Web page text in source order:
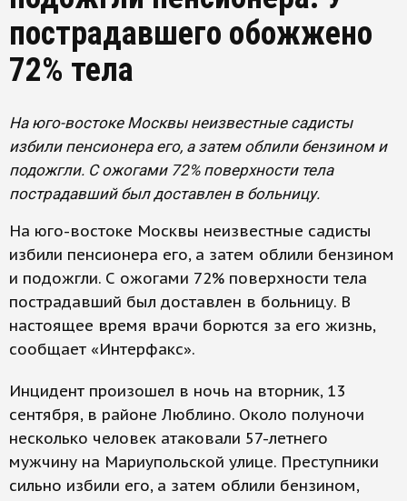
пострадавшего обожжено
72% тела
На юго-востоке Москвы неизвестные садисты
избили пенсионера его, а затем облили бензином и
подожгли. С ожогами 72% поверхности тела
пострадавший был доставлен в больницу.
На юго-востоке Москвы неизвестные садисты
избили пенсионера его, а затем облили бензином
и подожгли. С ожогами 72% поверхности тела
пострадавший был доставлен в больницу. В
настоящее время врачи борются за его жизнь,
сообщает «Интерфакс».
Инцидент произошел в ночь на вторник, 13
сентября, в районе Люблино. Около полуночи
несколько человек атаковали 57-летнего
мужчину на Мариупольской улице. Преступники
сильно избили его, а затем облили бензином,